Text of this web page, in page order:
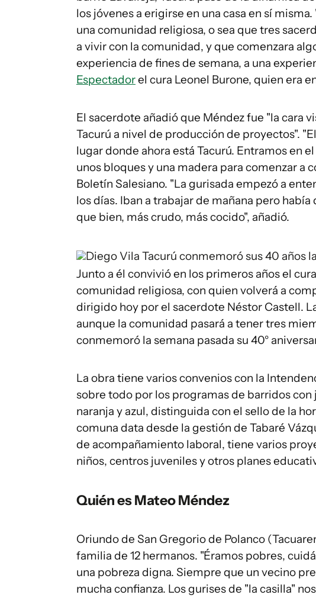
los jóvenes a erigirse en una casa en sí
una comunidad religiosa, o sea que tres
a vivir con la comunidad, y que comenzara
experiencia de fines de semana, a una
Espectadorel cura Leonel Burone, quien era
El sacerdote añadió que Méndez fue "la cara
Tacurú a nivel de producción de proyectos".
lugar donde ahora está Tacurú. Entramos en
unos bloques y una madera para comenzar a
Boletín Salesiano. "La gurisada empezó a
los días. Iban a trabajar de mañana pero
que bien, más crudo, más cocido", añadió.
Diego Vila Tacurú conmemoró sus 40 años
Junto a él convivió en los primeros años el
comunidad religiosa, con quien volverá a
dirigido hoy por el sacerdote Néstor Castell.
aunque la comunidad pasará a tener tres
conmemoró la semana pasada su 40°
La obra tiene varios convenios con la
sobre todo por los programas de barridos
naranja y azul, distinguida con el sello de la
comuna data desde la gestión de Tabaré
de acompañamiento laboral, tiene varios
niños, centros juveniles y otros planes
Quién es Mateo Méndez
Oriundo de San Gregorio de Polanco
familia de 12 hermanos. "Éramos pobres,
una pobreza digna. Siempre que un vecino
mucha confianza. Los gurises de "la casilla"